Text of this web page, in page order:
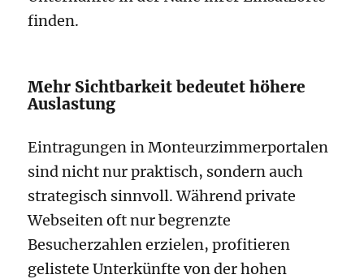
finden.
Mehr Sichtbarkeit bedeutet höhere
Auslastung
Eintragungen in Monteurzimmerportalen
sind nicht nur praktisch, sondern auch
strategisch sinnvoll. Während private
Webseiten oft nur begrenzte
Besucherzahlen erzielen, profitieren
gelistete Unterkünfte von der hohen